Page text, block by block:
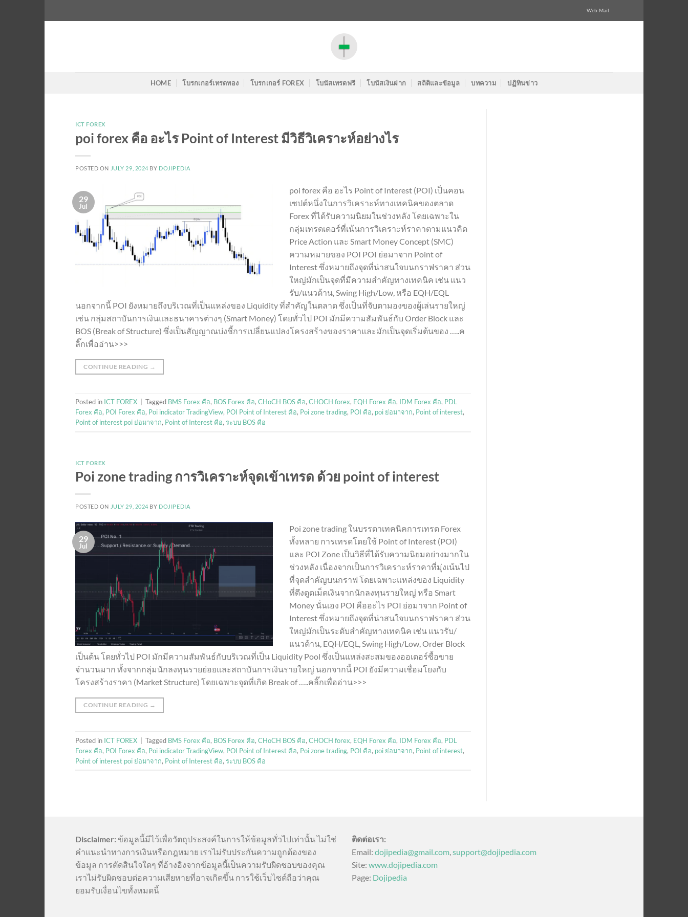
to
Web-Mail
HOME โบรกเกอร์เทรดทอง โบรกเกอร์ FOREX โบนัสเทรดฟรี โบนัสเงินฝาก สถิติและข้อมูล บทความ ปฏิทินข่าว
ICT FOREX
poi forex คือ อะไร Point of Interest มีวิธีวิเคราะห์อย่างไร
POSTED ON JULY 29, 2024 BY DOJIPEDIA
29
Jul
poi forex คือ อะไร Point of Interest (POI) เป็นคอน
เซปต์หนึ่งในการวิเคราะห์ทางเทคนิคของตลาด
Forex ที่ได้รับความนิยมในช่วงหลัง โดยเฉพาะใน
กลุ่มเทรดเดอร์ที่เน้นการวิเคราะห์ราคาตามแนวคิด
Price Action และ Smart Money Concept (SMC)
ความหมายของ POI POI ย่อมาจาก Point of
Interest ซึ่งหมายถึงจุดที่น่าสนใจบนกราฟราคา ส่วน
ใหญ่มักเป็นจุดที่มีความสำคัญทางเทคนิค เช่น แนว
รับ/แนวต้าน, Swing High/Low, หรือ EQH/EQL
นอกจากนี้ POI ยังหมายถึงบริเวณที่เป็นแหล่งของ Liquidity ที่สำคัญในตลาด ซึ่งเป็นที่จับตามองของผู้เล่นรายใหญ่
เช่น กลุ่มสถาบันการเงินและธนาคารต่างๆ (Smart Money) โดยทั่วไป POI มักมีความสัมพันธ์กับ Order Block และ
BOS (Break of Structure) ซึ่งเป็นสัญญาณบ่งชี้การเปลี่ยนแปลงโครงสร้างของราคาและมักเป็นจุดเริ่มต้นของ …..ค
ลิ๊กเพื่ออ่าน>>>
CONTINUE READING →
Posted in ICT FOREX Tagged BMS Forex คือ, BOS Forex คือ, CHoCH BOS คือ, CHOCH forex, EQH Forex คือ, IDM Forex คือ, PDL
Forex คือ, POI Forex คือ, Poi indicator TradingView, POI Point of Interest คือ, Poi zone trading, POI คือ, poi ย่อมาจาก, Point of interest,
Point of interest poi ย่อมาจาก, Point of Interest คือ, ระบบ BOS คือ
ICT FOREX
Poi zone trading การวิเคราะห์จุดเข้าเทรด ด้วย point of interest
POSTED ON JULY 29, 2024 BY DOJIPEDIA
29
Jul
Poi zone trading ในบรรดาเทคนิคการเทรด Forex
ทั้งหลาย การเทรดโดยใช้ Point of Interest (POI)
และ POI Zone เป็นวิธีที่ได้รับความนิยมอย่างมากใน
ช่วงหลัง เนื่องจากเป็นการวิเคราะห์ราคาที่มุ่งเน้นไป
ที่จุดสำคัญบนกราฟ โดยเฉพาะแหล่งของ Liquidity
ที่ดึงดูดเม็ดเงินจากนักลงทุนรายใหญ่ หรือ Smart
Money นั่นเอง POI คืออะไร POI ย่อมาจาก Point of
Interest ซึ่งหมายถึงจุดที่น่าสนใจบนกราฟราคา ส่วน
ใหญ่มักเป็นระดับสำคัญทางเทคนิค เช่น แนวรับ/
แนวต้าน, EQH/EQL, Swing High/Low, Order Block
เป็นต้น โดยทั่วไป POI มักมีความสัมพันธ์กับบริเวณที่เป็น Liquidity Pool ซึ่งเป็นแหล่งสะสมของออเดอร์ซื้อขาย
จำนวนมาก ทั้งจากกลุ่มนักลงทุนรายย่อยและสถาบันการเงินรายใหญ่ นอกจากนี้ POI ยังมีความเชื่อมโยงกับ
โครงสร้างราคา (Market Structure) โดยเฉพาะจุดที่เกิด Break of …..คลิ๊กเพื่ออ่าน>>>
CONTINUE READING →
Posted in ICT FOREX Tagged BMS Forex คือ, BOS Forex คือ, CHoCH BOS คือ, CHOCH forex, EQH Forex คือ, IDM Forex คือ, PDL
Forex คือ, POI Forex คือ, Poi indicator TradingView, POI Point of Interest คือ, Poi zone trading, POI คือ, poi ย่อมาจาก, Point of interest,
Point of interest poi ย่อมาจาก, Point of Interest คือ, ระบบ BOS คือ
Disclaimer: ข้อมูลนี้มีไว้เพื่อวัตถุประสงค์ในการให้ข้อมูลทั่วไปเท่านั้น ไม่ใช่
คำแนะนำทางการเงินหรือกฎหมาย เราไม่รับประกันความถูกต้องของ
ข้อมูล การตัดสินใจใดๆ ที่อ้างอิงจากข้อมูลนี้เป็นความรับผิดชอบของคุณ
เราไม่รับผิดชอบต่อความเสียหายที่อาจเกิดขึ้น การใช้เว็บไซต์ถือว่าคุณ
ยอมรับเงื่อนไขทั้งหมดนี้
ติดต่อเรา:
Email: dojipedia@gmail.com,support@dojipedia.com
Site: www.dojipedia.com
Page: Dojipedia